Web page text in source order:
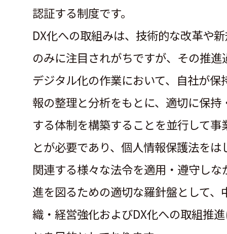
認証する制度です。
DX化への取組みは、技術的な改革や
のみに注目されがちですが、その推進
デジタル化の作業において、自社が保
報の整理と分析をもとに、適切に保持
する体制を構築することを並行して事
とが必要であり、個人情報保護法をは
関連する様々な法令を適用・遵守しな
進を図るための適切な羅針盤として、
織・経営強化およびDX化への取組推